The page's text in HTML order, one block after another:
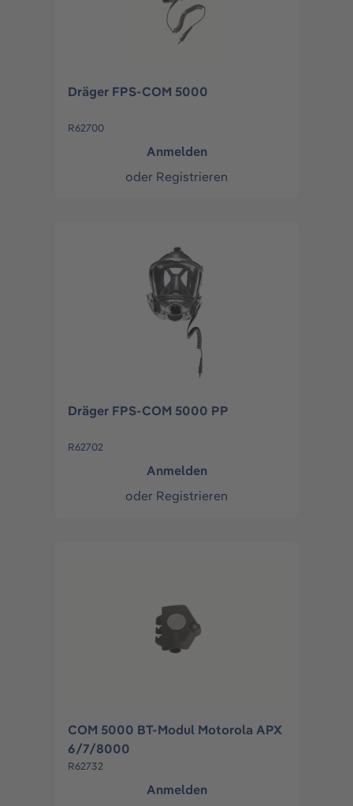
Dräger FPS-COM 5000
R62700
Anmelden
oder Registrieren
Dräger FPS-COM 5000 PP
R62702
Anmelden
oder Registrieren
COM 5000 BT-Modul Motorola APX
6/7/8000
R62732
Anmelden